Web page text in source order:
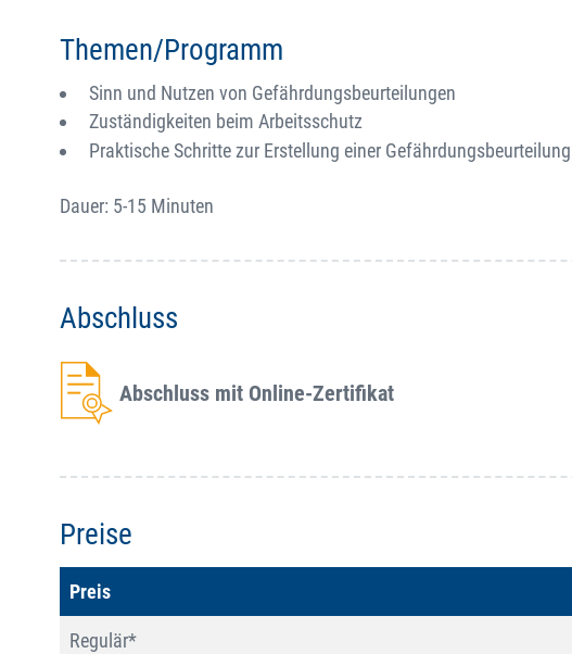
Themen/Programm
Sinn und Nutzen von Gefährdungsbeurteilungen
Zuständigkeiten beim Arbeitsschutz
Praktische Schritte zur Erstellung einer Gefährdungsbeurteilung
Dauer: 5-15 Minuten
Abschluss
Abschluss mit Online-Zertifikat
Preise
Preis
Regulär*